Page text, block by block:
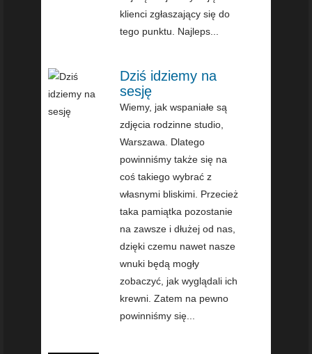
klienci zgłaszający się do
tego punktu. Najleps...
Dziś idziemy na
sesję
Wiemy, jak wspaniałe są
zdjęcia rodzinne studio,
Warszawa. Dlatego
powinniśmy także się na
coś takiego wybrać z
własnymi bliskimi. Przecież
taka pamiątka pozostanie
na zawsze i dłużej od nas,
dzięki czemu nawet nasze
wnuki będą mogły
zobaczyć, jak wyglądali ich
krewni. Zatem na pewno
powinniśmy się...